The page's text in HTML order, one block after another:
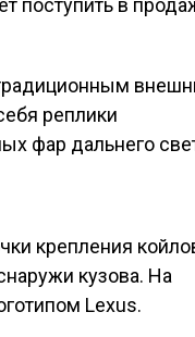
поступить в
реплики
фар дальнего
крепления
кузова. На
Lexus.